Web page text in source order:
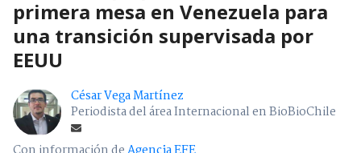
primera mesa en Venezuela para
una transición supervisada por
EEUU
César Vega Martínez
Periodista del área Internacional en BioBioChile